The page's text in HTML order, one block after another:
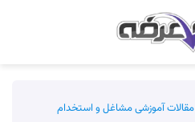
مقالات آموزشی مشاغل و استخدام